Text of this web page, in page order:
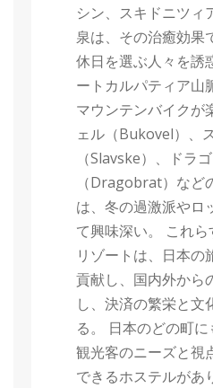
シン、スキドニツィ
泉は、その治癒効果
休日を選ぶ人々を誘
ートカルパティア山
マウンテンバイクが
ェル（Bukovel）、
（Slavske）、ドラ
（Dragobrat）など
は、冬の過激派やロ
て興味深い。 これ
リゾートは、日本の
貢献し、国内外から
し、決済の繁栄と文
る。 日本のどの町
観光客のニーズと視
できるホステルがあ